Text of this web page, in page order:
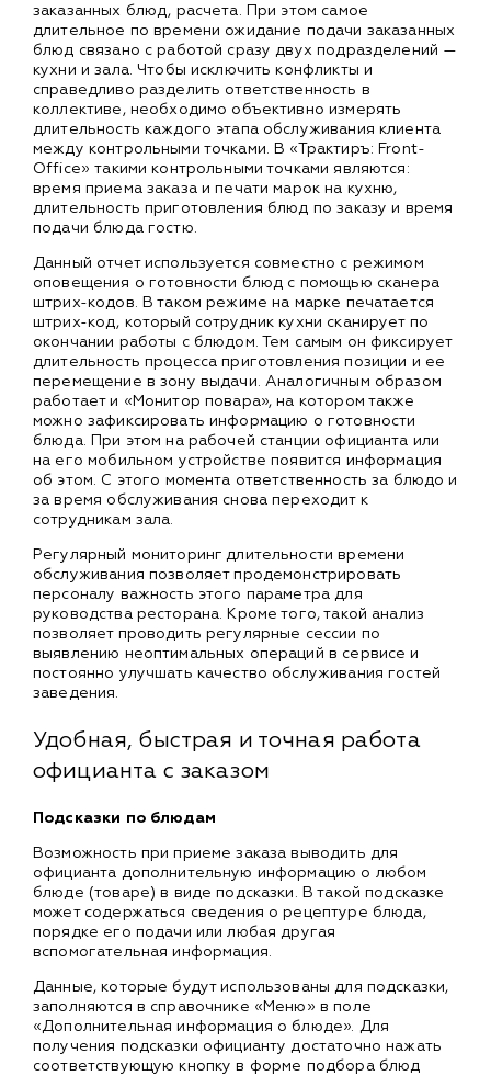
заказанных блюд, расчета. При этом самое
длительное по времени ожидание подачи заказанных
блюд связано с работой сразу двух подразделений —
кухни и зала. Чтобы исключить конфликты и
справедливо разделить ответственность в
коллективе, необходимо объективно измерять
длительность каждого этапа обслуживания клиента
между контрольными точками. В «Трактиръ: Front-
Office» такими контрольными точками являются:
время приема заказа и печати марок на кухню,
длительность приготовления блюд по заказу и время
подачи блюда гостю.
Данный отчет используется совместно с режимом
оповещения о готовности блюд с помощью сканера
штрих-кодов. В таком режиме на марке печатается
штрих-код, который сотрудник кухни сканирует по
окончании работы с блюдом. Тем самым он фиксирует
длительность процесса приготовления позиции и ее
перемещение в зону выдачи. Аналогичным образом
работает и «Монитор повара», на котором также
можно зафиксировать информацию о готовности
блюда. При этом на рабочей станции официанта или
на его мобильном устройстве появится информация
об этом. С этого момента ответственность за блюдо и
за время обслуживания снова переходит к
сотрудникам зала.
Регулярный мониторинг длительности времени
обслуживания позволяет продемонстрировать
персоналу важность этого параметра для
руководства ресторана. Кроме того, такой анализ
позволяет проводить регулярные сессии по
выявлению неоптимальных операций в сервисе и
постоянно улучшать качество обслуживания гостей
заведения.
Удобная, быстрая и точная работа
официанта с заказом
Подсказки по блюдам
Возможность при приеме заказа выводить для
официанта дополнительную информацию о любом
блюде (товаре) в виде подсказки. В такой подсказке
может содержаться сведения о рецептуре блюда,
порядке его подачи или любая другая
вспомогательная информация.
Данные, которые будут использованы для подсказки,
заполняются в справочнике «Меню» в поле
«Дополнительная информация о блюде». Для
получения подсказки официанту достаточно нажать
соответствующую кнопку в форме подбора блюд